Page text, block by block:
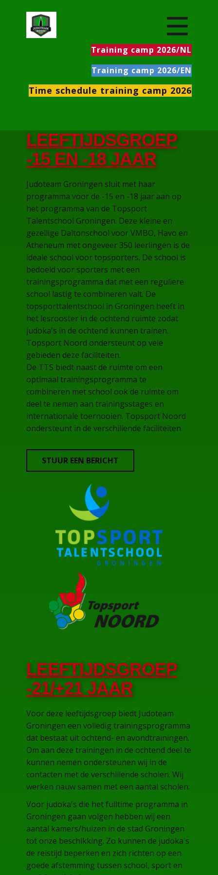
Training camp 2026/NL
Training camp 2026/EN
Time schedule training camp 2026
LEEFTIJDSGROEP
-15 EN -18 JAAR
Judoteam Groningen sluit met haar
programma voor de -15 en -18 jaar aan op
het programma van de Topsport
Talentschool Groningen. Deze kleine en
gezellige Daltonschool voor VMBO, Havo en
Atheneum met ongeveer 350 leerlingen is de
ideale school voor topsporters. De school is
bedoeld voor sporters met een
trainingsprogramma dat met een reguliere
school lastig te combineren valt. De
topsporttalentschool in Groningen heeft in
het lesrooster in de ochtend ruimte zodat
judoka's in de ochtend kunnen trainen.
Topsport Noord ondersteunt op vele
gebieden deze faciliteiten.
De TTS biedt naast de ruimte om een
optimaal trainingsprogramma te
combineren met school ook de ruimte om
deel te nemen aan trainingsstages en
internationale toernooien. Topsport Noord
ondersteunt in de verschillende faciliteiten.
STUUR EEN BERICHT
LEEFTIJDSGROEP
-21/+21 JAAR
Voor deze leeftijdsgroep biedt Judoteam
Groningen een volledig trainingsprogramma
dat bestaat uit ochtend- en avondtrainingen.
Om aan deze trainingen in de ochtend deel te
kunnen nemen ondersteunen wij in de
contacten met de verschillende scholen. Wij
werken nauw samen met een aantal scholen:
Voor judoka's die het fulltime programma in
Groningen gaan volgen hebben wij een
aantal kamers/huizen in de stad Groningen
tot onze beschikking. Zo kunnen de judoka's
de reistijd beperken en zich richten op een
goede afstemming tussen school, sport en